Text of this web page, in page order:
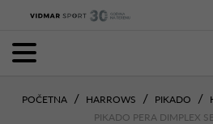
POČETNA HARROWS PIKADO
PIKADO PERA DIMPLEX